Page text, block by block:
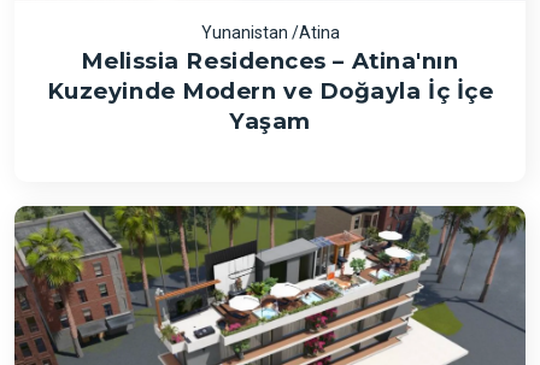
Yunanistan /Atina
Melissia Residences – Atina'nın
Kuzeyinde Modern ve Doğayla İç İçe
Yaşam